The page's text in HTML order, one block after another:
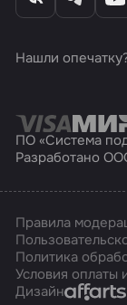
Нашли
ПО «Система
Разработано
Правила
Политика
Условия оплаты
ДизайнAffarts